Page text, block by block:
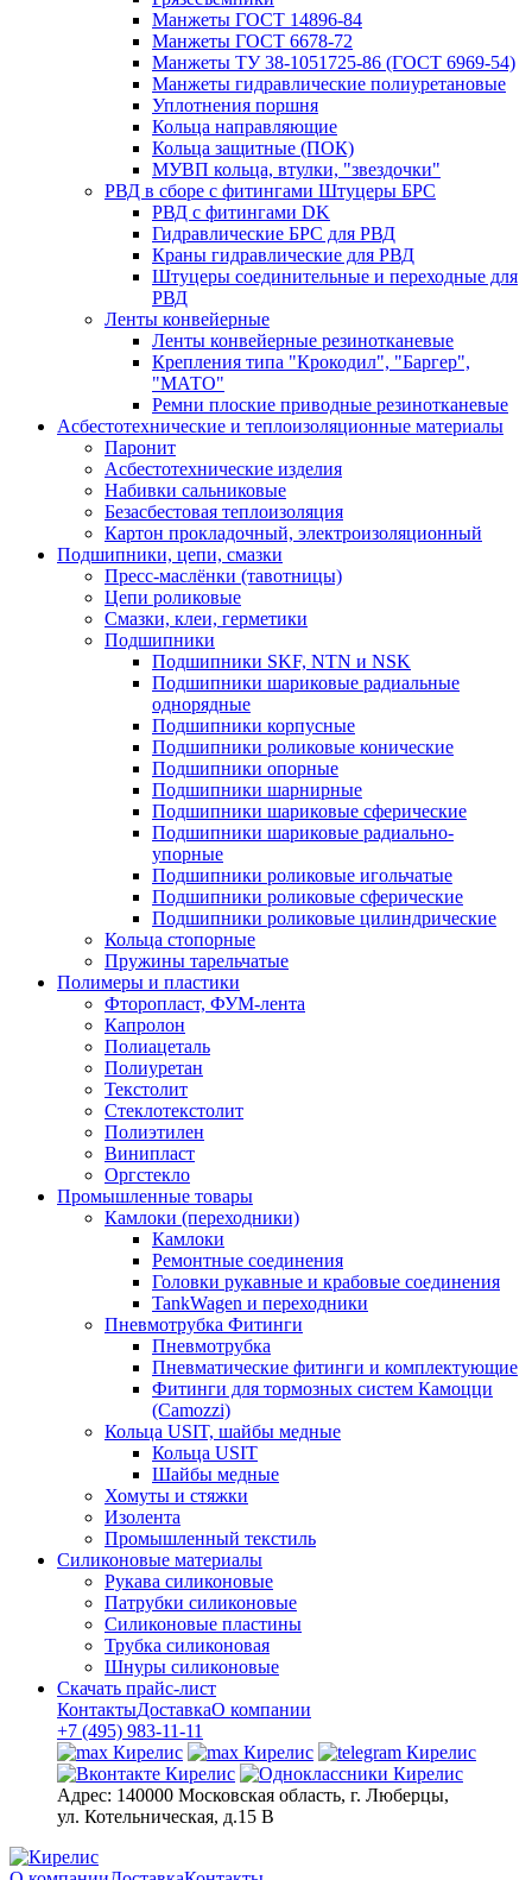
Манжеты ГОСТ 14896-84
Манжеты ГОСТ 6678-72
Манжеты ТУ 38-1051725-86 (ГОСТ 6969-54)
Манжеты гидравлические полиуретановые
Уплотнения поршня
Кольца направляющие
Кольца защитные (ПОК)
МУВП кольца, втулки, "звездочки"
РВД в сборе с фитингами Штуцеры БРС
РВД с фитингами DK
Гидравлические БРС для РВД
Краны гидравлические для РВД
Штуцеры соединительные и переходные для
РВД
Ленты конвейерные
Ленты конвейерные резинотканевые
Крепления типа "Крокодил", "Баргер",
"МАТО"
Ремни плоские приводные резинотканевые
Асбестотехнические и теплоизоляционные материалы
Паронит
Асбестотехнические изделия
Набивки сальниковые
Безасбестовая теплоизоляция
Картон прокладочный, электроизоляционный
Подшипники, цепи, смазки
Пресс-маслёнки (тавотницы)
Цепи роликовые
Смазки, клеи, герметики
Подшипники
Подшипники SKF, NTN и NSK
Подшипники шариковые радиальные
однорядные
Подшипники корпусные
Подшипники роликовые конические
Подшипники опорные
Подшипники шарнирные
Подшипники шариковые сферические
Подшипники шариковые радиально-
упорные
Подшипники роликовые игольчатые
Подшипники роликовые сферические
Подшипники роликовые цилиндрические
Кольца стопорные
Пружины тарельчатые
Полимеры и пластики
Фторопласт, ФУМ-лента
Капролон
Полиацеталь
Полиуретан
Текстолит
Стеклотекстолит
Полиэтилен
Винипласт
Оргстекло
Промышленные товары
Камлоки (переходники)
Камлоки
Ремонтные соединения
Головки рукавные и крабовые соединения
TankWagen и переходники
Пневмотрубка Фитинги
Пневмотрубка
Пневматические фитинги и комплектующие
Фитинги для тормозных систем Камоцци
(Camozzi)
Кольца USIT, шайбы медные
Кольца USIT
Шайбы медные
Хомуты и стяжки
Изолента
Промышленный текстиль
Силиконовые материалы
Рукава силиконовые
Патрубки силиконовые
Силиконовые пластины
Трубка силиконовая
Шнуры силиконовые
Скачать прайс-лист
КонтактыДоставкаО компании
+7 (495) 983-11-11
Адрес: 140000 Московская область, г. Люберцы,
ул. Котельническая, д.15 В